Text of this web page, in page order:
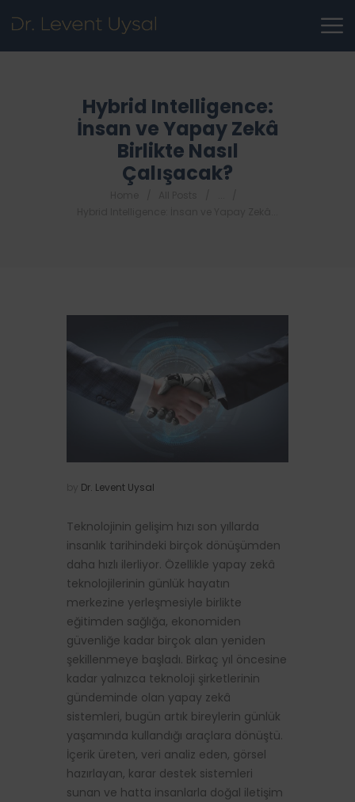
Hybrid Intelligence:
İnsan ve Yapay Zekâ
Birlikte Nasıl
Çalışacak?
Dr. Levent Uysal
Teknolojinin gelişim hızı son yıllarda
insanlık tarihindeki birçok dönüşümden
daha hızlı ilerliyor. Özellikle yapay zekâ
teknolojilerinin günlük hayatın
merkezine yerleşmesiyle birlikte
eğitimden sağlığa, ekonomiden
güvenliğe kadar birçok alan yeniden
şekillenmeye başladı. Birkaç yıl öncesine
kadar yalnızca teknoloji şirketlerinin
gündeminde olan yapay zekâ
sistemleri, bugün artık bireylerin günlük
yaşamında kullandığı araçlara dönüştü.
İçerik üreten, veri analiz eden, görsel
hazırlayan, karar destek sistemleri
sunan ve hatta insanlarla doğal iletişim